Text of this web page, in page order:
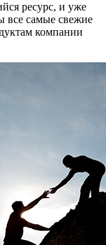
ресурс, и уже
все самые свежие
компании